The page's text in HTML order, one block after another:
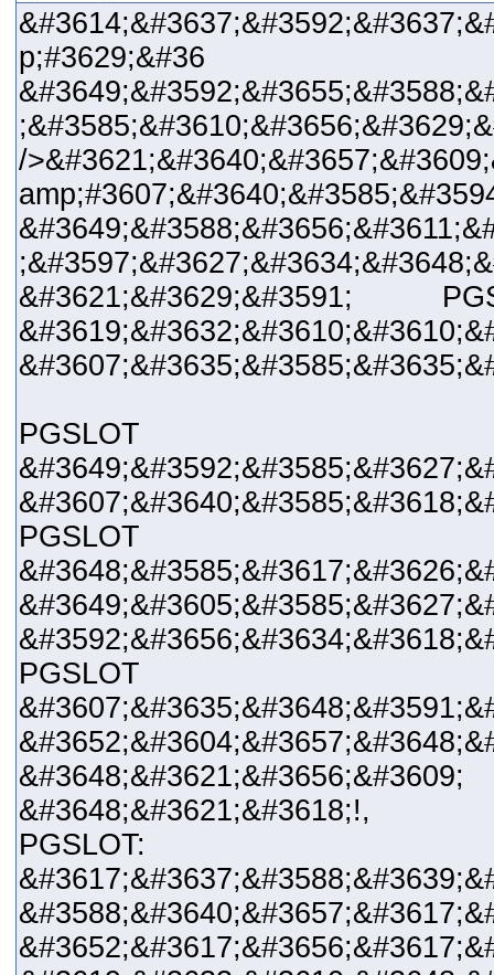
p;#3629;&#36
/
&#3621;&#3629;&#3591;
PGSLOT
PGSLOT
PGSLOT
&#3648;&#3621;&#3618;!,
PGSLOT: